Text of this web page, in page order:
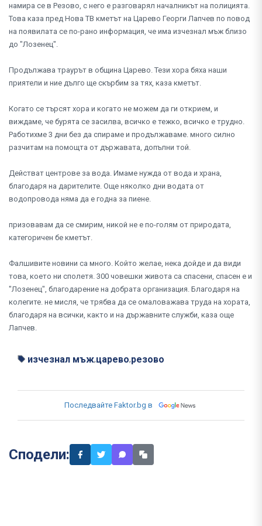
намира се в Резово, с него е разговарял началникът на полицията.
Това каза пред Нова ТВ кметът на Царево Георги Лапчев по повод
на появилата се по-рано информация, че има изчезнал мъж близо
до "Лозенец".
Продължава траурът в община Царево. Тези хора бяха наши
приятели и ние дълго ще скърбим за тях, каза кметът.
Когато се търсят хора и когато не можем да ги открием, и
виждаме, че бурята се засилва, всичко е тежко, всичко е трудно.
Работихме 3 дни без да спираме и продължаваме. много силно
разчитам на помощта от държавата, допълни той.
Действат центрове за вода. Имаме нужда от вода и храна,
благодаря на дарителите. Още няколко дни водата от
водопровода няма да е годна за пиене.
призовавам да се смирим, никой не е по-голям от природата,
категоричен бе кметът.
Фалшивите новини са много. Който желае, нека дойде и да види
това, което ни сполетя. 300 човешки живота са спасени, спасен е и
"Лозенец", благодарение на добрата организация. Благодаря на
колегите. не мисля, че трябва да се омаловажава труда на хората,
благодаря на всички, както и на държавните служби, каза още
Лапчев.
изчезнал мъж,царево,резово
Последвайте Faktor.bg в
Сподели: